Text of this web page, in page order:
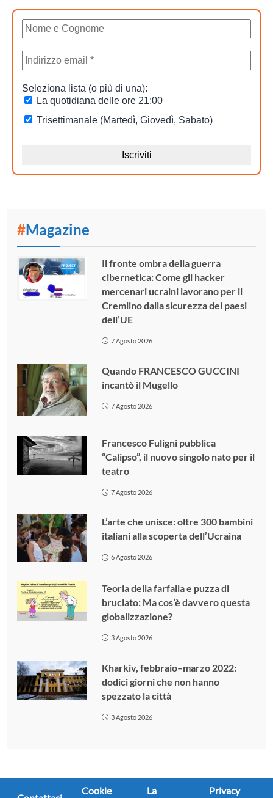
#Magazine
Il fronte ombra della guerra
cibernetica: Come gli hacker
mercenari ucraini lavorano per il
Cremlino dalla sicurezza dei paesi
dell’UE
7 Agosto 2026
Quando FRANCESCO GUCCINI
incantò il Mugello
7 Agosto 2026
Francesco Fuligni pubblica
“Calipso”, il nuovo singolo nato per il
teatro
7 Agosto 2026
L’arte che unisce: oltre 300 bambini
italiani alla scoperta dell’Ucraina
6 Agosto 2026
Teoria della farfalla e puzza di
bruciato: Ma cos’è davvero questa
globalizzazione?
3 Agosto 2026
Kharkiv, febbraio–marzo 2022:
dodici giorni che non hanno
spezzato la città
3 Agosto 2026
Cookie La Privacy